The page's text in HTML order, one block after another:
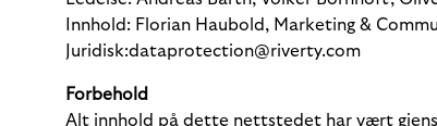
Innhold: Florian Haubold, Marketing &
Juridisk:dataprotection@riverty.com
Forbehold
Alt innhold på dette nettstedet har vært